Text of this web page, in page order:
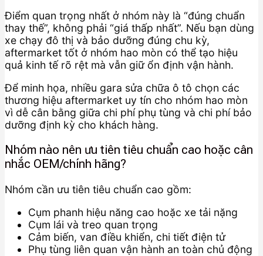
Điểm quan trọng nhất ở nhóm này là “đúng chuẩn
thay thế”, không phải “giá thấp nhất”. Nếu bạn dùng
xe chạy đô thị và bảo dưỡng đúng chu kỳ,
aftermarket tốt ở nhóm hao mòn có thể tạo hiệu
quả kinh tế rõ rệt mà vẫn giữ ổn định vận hành.
Để minh họa, nhiều gara sửa chữa ô tô chọn các
thương hiệu aftermarket uy tín cho nhóm hao mòn
vì dễ cân bằng giữa chi phí phụ tùng và chi phí bảo
dưỡng định kỳ cho khách hàng.
Nhóm nào nên ưu tiên tiêu chuẩn cao hoặc cân
nhắc OEM/chính hãng?
Nhóm cần ưu tiên tiêu chuẩn cao gồm:
Cụm phanh hiệu năng cao hoặc xe tải nặng
Cụm lái và treo quan trọng
Cảm biến, van điều khiển, chi tiết điện tử
Phụ tùng liên quan vận hành an toàn chủ động